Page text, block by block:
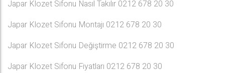
Japar Klozet Sifonu Nasıl Takılır 0212 678 20 30
Japar Klozet Sifonu Montajı 0212 678 20 30
Japar Klozet Sifonu Değiştirme 0212 678 20 30
Japar Klozet Sifonu Fiyatları 0212 678 20 30